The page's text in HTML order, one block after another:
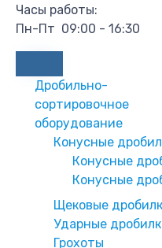
Часы работы:
Пн-Пт 09:00 - 16:30
Дробильно-
сортировочное
оборудование
Конусные
Конусные
Конусные
Щековые
Ударные
Грохоты